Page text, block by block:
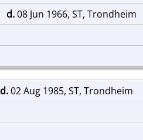
d.08 Jun 1966, ST, Trondheim
d.02 Aug 1985, ST, Trondheim